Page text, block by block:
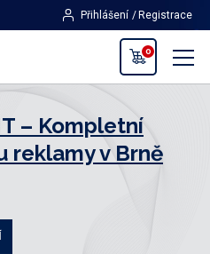
Přihlášení Registrace
0
– Kompletní
reklamy v Brně